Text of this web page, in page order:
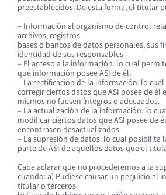
preestablecidos. De esta forma, el titular
– Información al organismo de control
archivos, registros
bases o bancos de datos personales, sus
identidad de sus responsables
– El acceso a la información: lo cual
qué información posee ASI de él.
– La rectificación de la información: lo
corregir ciertos datos que ASI posee de él
mismos no fuesen íntegros o adecuados.
– La actualización de la información: lo
modificar ciertos datos que ASI posee de
encontrasen desactualizados.
– La supresión de datos: lo cual posibilita
parte de ASI de aquellos datos que el
Cabe aclarar que no procederemos a la
cuando: a) Pudiese causar un perjuicio al
titular o terceros.